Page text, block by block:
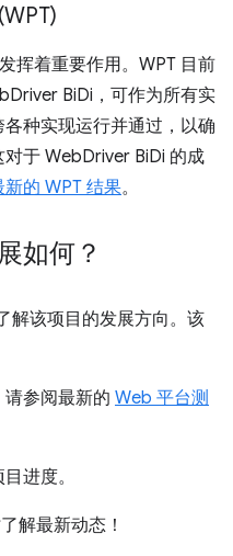
挥着重要作用。WPT 目前
BiDi，可作为所有实
种实现运行并通过，以确
于 WebDriver BiDi 的成
的 WPT 结果。
如何？
解该项目的发展方向。该
参阅最新的 Web 平台测
进度。
解最新动态！